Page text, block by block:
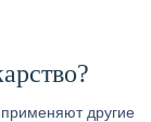
другие